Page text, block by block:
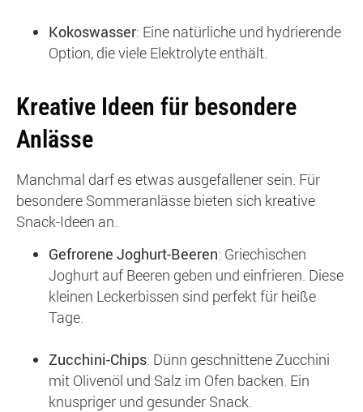
Kokoswasser: Eine natürliche und hydrierende
Option, die viele Elektrolyte enthält.
Kreative Ideen für besondere
Anlässe
Manchmal darf es etwas ausgefallener sein. Für
besondere Sommeranlässe bieten sich kreative
Snack-Ideen an.
Gefrorene Joghurt-Beeren: Griechischen
Joghurt auf Beeren geben und einfrieren. Diese
kleinen Leckerbissen sind perfekt für heiße
Tage.
Zucchini-Chips: Dünn geschnittene Zucchini
mit Olivenöl und Salz im Ofen backen. Ein
knuspriger und gesunder Snack.